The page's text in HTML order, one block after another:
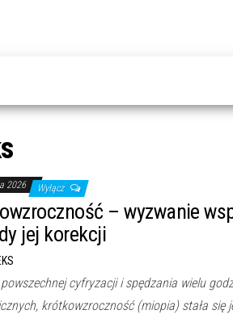
2026 Wyłącz
– wyzwanie
jej korekcji
powszechnej cyfryzacji i spędzania wielu
krótkowzroczność (miopia) stała się